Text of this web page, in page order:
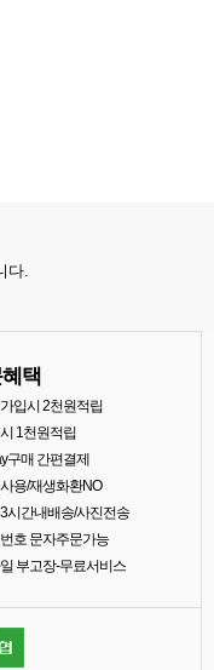
다.
택
입시 2천원적립
1천원적립
구매 간편결제
용/재생화환NO
시간내배송/사진전송
호 문자주문가능
부고장-무료서비스